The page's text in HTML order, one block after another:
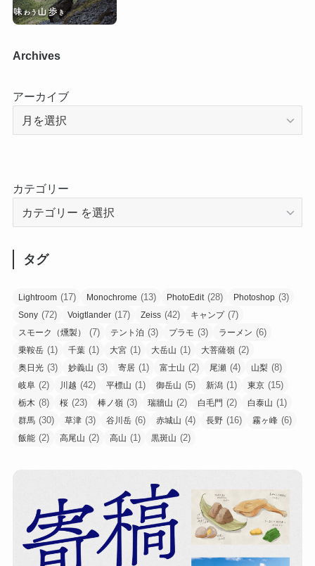
Archives
アーカイブ
カテゴリー
タグ
Lightroom (17) Monochrome (13) PhotoEdit(28) Photoshop (3)
Sony (72) Voigtlander (17) Zeiss (42) キャンプ(7)
スモーク（燻製） (7) テント泊 (3) プラモ (3) ラーメン (6)
乗鞍岳 (1) 千葉 (1) 大宮 (1) 大岳山 (1) 大菩薩嶺 (2)
奥日光 (3) 妙義山 (3) 寄居 (1) 富士山 (2) 尾瀬 (4) 山梨 (8)
岐阜 (2) 川越 (42) 平標山 (1) 御岳山 (5) 新潟 (1) 東京 (15)
栃木 (8) 桜 (23) 棒ノ嶺 (3) 瑞牆山 (2) 白毛門 (2) 白泰山 (1)
群馬 (30) 草津 (3) 谷川岳 (6) 赤城山 (4) 長野 (16) 霧ヶ峰 (6)
飯能 (2) 高尾山 (2) 高山 (1) 黒斑山 (2)